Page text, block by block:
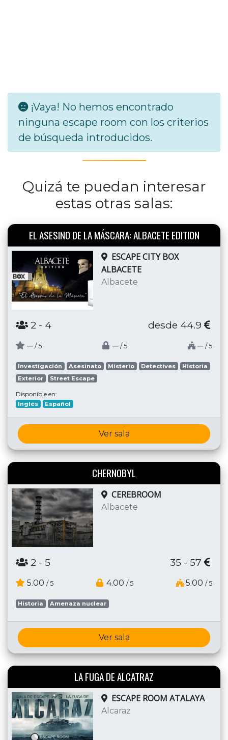
¡Vaya! No hemos encontrado
ninguna escape room con los criterios
de búsqueda introducidos.
Quizá te puedan interesar
estas otras salas:
EL ASESINO DE LA MÁSCARA: ALBACETE EDITION
ESCAPE CITY BOX
ALBACETE
Albacete
2 - 4 desde 44.9
─ / 5 ─ / 5 ─ / 5
Investigación Asesinato Misterio Detectives
Historia
Exterior
Street Escape
Disponible en:
Inglés Español
Ver sala
CHERNOBYL
CEREBROOM
Albacete
2 - 5 35 - 57
5.00 / 5 4.00 / 5 5.00 / 5
Historia Amenaza nuclear
Ver sala
LA FUGA DE ALCATRAZ
ESCAPE ROOM ATALAYA
Alcaraz